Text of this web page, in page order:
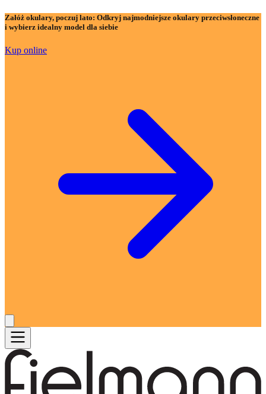
Załóż okulary, poczuj lato: Odkryj najmodniejsze okulary przeciwsłoneczne
i wybierz idealny model dla siebie
Kup online